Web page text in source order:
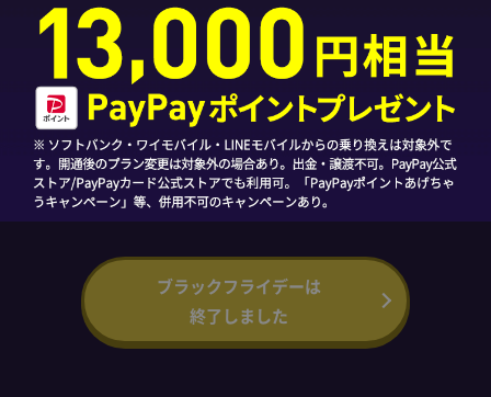
ブラックフライデーは
終了しました